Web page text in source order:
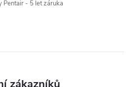
Pentair - 5 let záruka
zákazníků